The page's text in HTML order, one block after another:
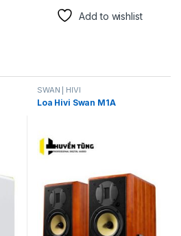
Add to wishlist
SWAN | HIVI
Loa Hivi Swan M1A